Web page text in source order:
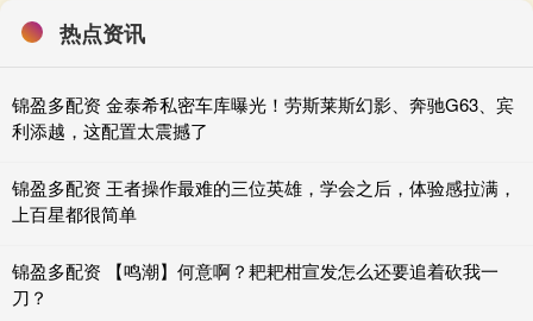
热点资讯
锦盈多配资 金泰希私密车库曝光！劳斯莱斯幻影、奔驰G63、宾
利添越，这配置太震撼了
锦盈多配资 王者操作最难的三位英雄，学会之后，体验感拉满，
上百星都很简单
锦盈多配资 【鸣潮】何意啊？耙耙柑宣发怎么还要追着砍我一
刀？